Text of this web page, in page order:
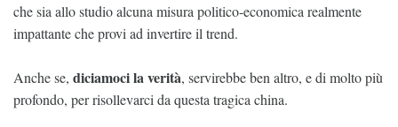
che sia allo studio alcuna misura politico-economica realmente
impattante che provi ad invertire il trend.
Anche se, diciamoci la verità, servirebbe ben altro, e di molto più
profondo, per risollevarci da questa tragica china.